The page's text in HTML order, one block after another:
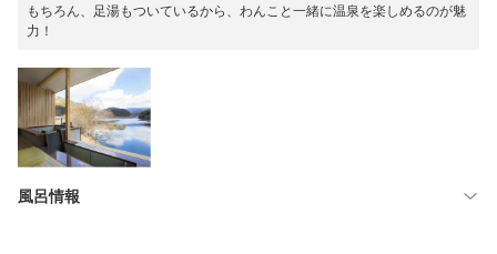
もちろん、足湯もついているから、わんこと一緒に温泉を楽しめるのが魅
力！
風呂情報